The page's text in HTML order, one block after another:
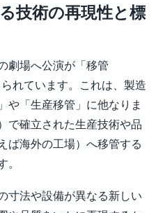
技術の再現性と標
劇場へ公演が「移管
れています。これは、製造
や「生産移管」に他なりま
で確立された生産技術や品
ば海外の工場）へ移管する
寸法や設備が異なる新しい